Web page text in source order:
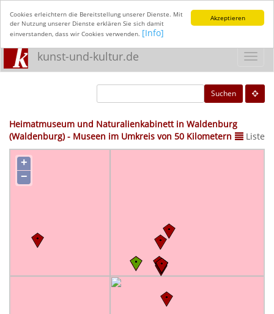
Akzeptieren
Cookies erleichtern die Bereitstellung unserer Dienste. Mit
der Nutzung unserer Dienste erklären Sie sich damit
einverstanden, dass wir Cookies verwenden. [Info]
kunst-und-kultur.de
Suchen
Heimatmuseum und Naturalienkabinett in Waldenburg
(Waldenburg) - Museen im Umkreis von 50 Kilometern
Liste
+
−